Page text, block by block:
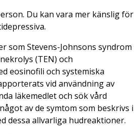
Du kan vara mer känslig för
som Stevens-Johnsons syndrom
(TEN) och
eosinofili och systemiska
vid användning av
läkemedlet och sök vård
av de symtom som beskrivs i
dessa allvarliga hudreaktioner.